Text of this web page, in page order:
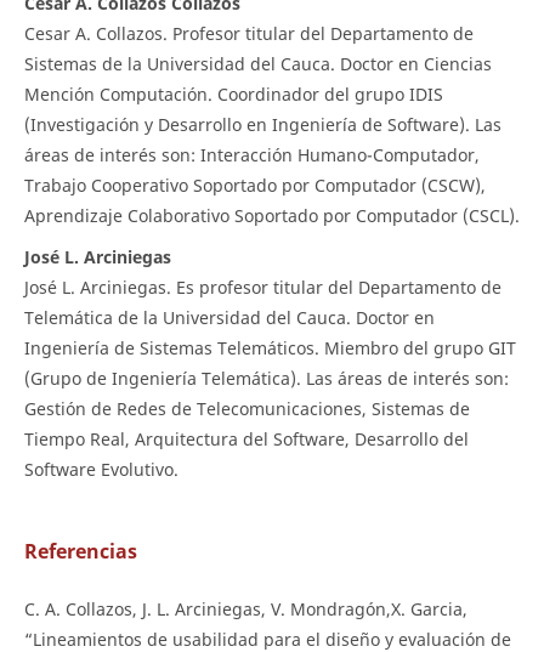
Cesar A. Collazos. Profesor titular del Departamento de
Sistemas de la Universidad del Cauca. Doctor en Ciencias
Mención Computación. Coordinador del grupo IDIS
(Investigación y Desarrollo en Ingeniería de Software). Las
áreas de interés son: Interacción Humano-Computador,
Trabajo Cooperativo Soportado por Computador (CSCW),
Aprendizaje Colaborativo Soportado por Computador (CSCL).
José L. Arciniegas
José L. Arciniegas. Es profesor titular del Departamento de
Telemática de la Universidad del Cauca. Doctor en
Ingeniería de Sistemas Telemáticos. Miembro del grupo GIT
(Grupo de Ingeniería Telemática). Las áreas de interés son:
Gestión de Redes de Telecomunicaciones, Sistemas de
Tiempo Real, Arquitectura del Software, Desarrollo del
Software Evolutivo.
Referencias
C. A. Collazos, J. L. Arciniegas, V. Mondragón,X. Garcia,
“Lineamientos de usabilidad para el diseño y evaluación de